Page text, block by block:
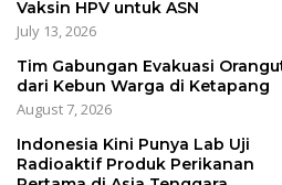
Vaksin HPV untuk ASN
July 13, 2026
Tim Gabungan Evakuasi
dari Kebun Warga di Ketapang
August 7, 2026
Indonesia Kini Punya Lab Uji
Radioaktif Produk Perikanan